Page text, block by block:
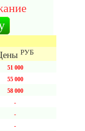
РУБ
51 000
55 000
58 000
-
-
-